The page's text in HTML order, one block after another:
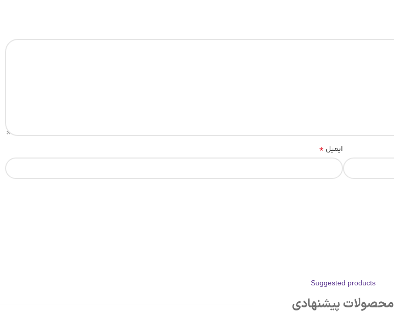
ایمیل *
Suggested products
محصولات پیشنهادی